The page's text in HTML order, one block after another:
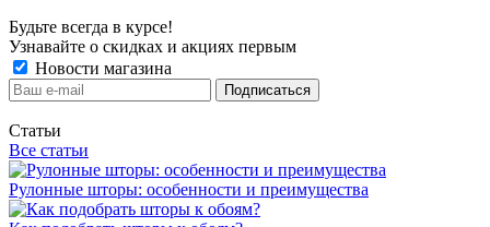
Будьте всегда в курсе!
Узнавайте о скидках и акциях первым
Новости магазина
Статьи
Все статьи
Рулонные шторы: особенности и преимущества